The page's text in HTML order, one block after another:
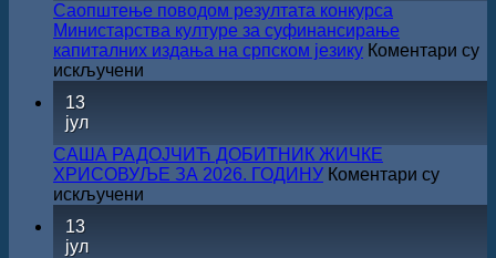
Саопштење поводом резултата конкурса
Министарства културе за суфинансирање
капиталних издања на српском језику Коментари су
искључени
конкурса
Министарства
културе
за
13
јул
САША РАДОЈЧИЋ ДОБИТНИК ЖИЧКЕ
ХРИСОВУЉЕ ЗА 2026. ГОДИНУ Коментари су
искључени
13
јул